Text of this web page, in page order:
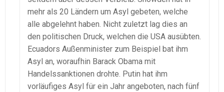
mehr als 20 Ländern um Asyl gebeten, welche
alle abgelehnt haben. Nicht zuletzt lag dies an
den politischen Druck, welchen die USA ausübten.
Ecuadors Außenminister zum Beispiel bat ihm
Asyl an, woraufhin Barack Obama mit
Handelssanktionen drohte. Putin hat ihm
vorläufiges Asyl für ein Jahr angeboten, nach fünf